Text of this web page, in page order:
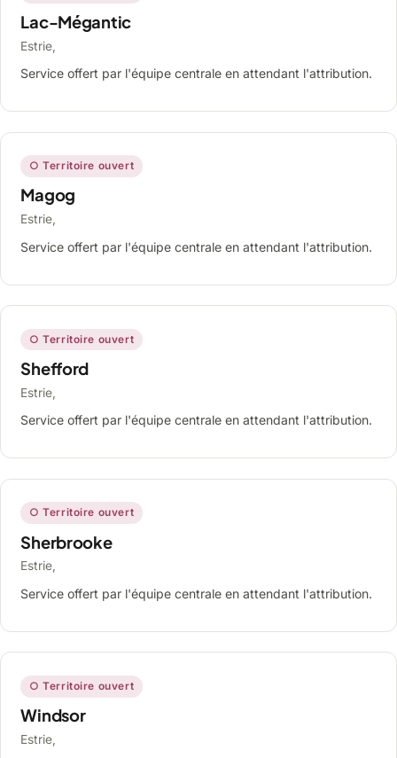
Lac-Mégantic
Estrie,
Service offert par l'équipe centrale en attendant l'attribution.
○ Territoire ouvert
Magog
Estrie,
Service offert par l'équipe centrale en attendant l'attribution.
○ Territoire ouvert
Shefford
Estrie,
Service offert par l'équipe centrale en attendant l'attribution.
○ Territoire ouvert
Sherbrooke
Estrie,
Service offert par l'équipe centrale en attendant l'attribution.
○ Territoire ouvert
Windsor
Estrie,